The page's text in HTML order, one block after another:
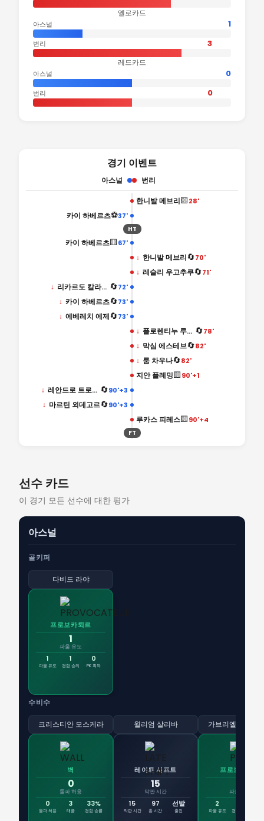
옐로카드
아스널 1
번리 3
레드카드
아스널 0
번리 0
경기 이벤트
아스널 번리
한니발 메브리🟨28'
37'
⚽
카이 하베르츠
HT
67'
🟨
카이 하베르츠
↓ 한니발 메브리🔄70'
↓ 레슬리 우고추쿠🔄71'
72'
🔄
↓ 리카르도 칼라피오리
73'
🔄
↓ 카이 하베르츠
73'
🔄
↓ 에베레치 에제
↓ 플로렌티누 루이스 🔄78'
↓ 막심 에스테브🔄82'
↓ 룸 차우나🔄82'
지안 플레밍🟨90'+1
90'+3
🔄
↓ 레안드로 트로사르
90'+3
🔄
↓ 마르틴 외데고르
루카스 피레스🟨90'+4
FT
선수 카드
이 경기 모든 선수에 대한 평가
아스널
골키퍼
다비드 라야
프로보카퇴르
1
파울 유도
1
파울 유도
1
경합 승리
0
PK 획득
수비수
크리스티안 모스케라
벽
0
돌파 허용
0
돌파 허용
3
태클
33%
경합 승률
윌리엄 살리바
레이트 시프트
15
막판 시간
15
막판 시간
97
총 시간
선발
출전
가브리엘 마갈량
프로보카퇴르
파울 유도
2
파울 유도 경합 승리